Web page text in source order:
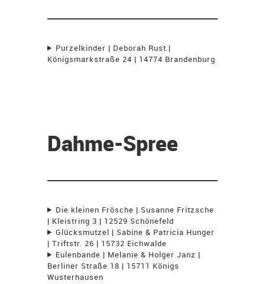
Purzelkinder | Deborah Rust |
Königsmarkstraße 24 | 14774 Brandenburg
Dahme-Spree
Die kleinen Frösche | Susanne Fritzsche
| Kleistring 3 | 12529 Schönefeld
Glücksmutzel | Sabine & Patricia Hunger
| Triftstr. 26 | 15732 Eichwalde
Eulenbande | Melanie & Holger Janz |
Berliner Straße 18 | 15711 Königs
Wusterhausen